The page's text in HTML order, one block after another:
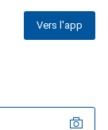
Vers l'app